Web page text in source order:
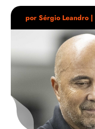
porSérgio Leandro |